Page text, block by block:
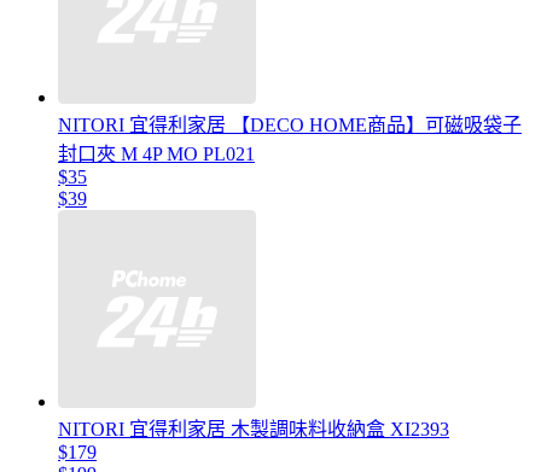
NITORI 宜得利家居 【DECO HOME商品】可磁吸袋子
封口夾 M 4P MO PL021
$35
$39
NITORI 宜得利家居 木製調味料收納盒 XI2393
$179